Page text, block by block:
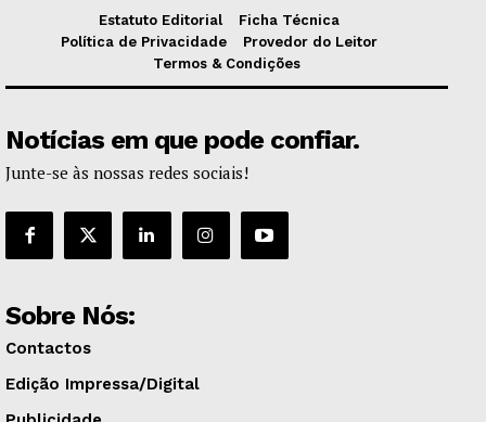
Estatuto Editorial
Ficha Técnica
Política de Privacidade
Provedor do Leitor
Termos & Condições
Notícias em que pode confiar.
Junte-se às nossas redes sociais!
Sobre Nós:
Contactos
Edição Impressa/Digital